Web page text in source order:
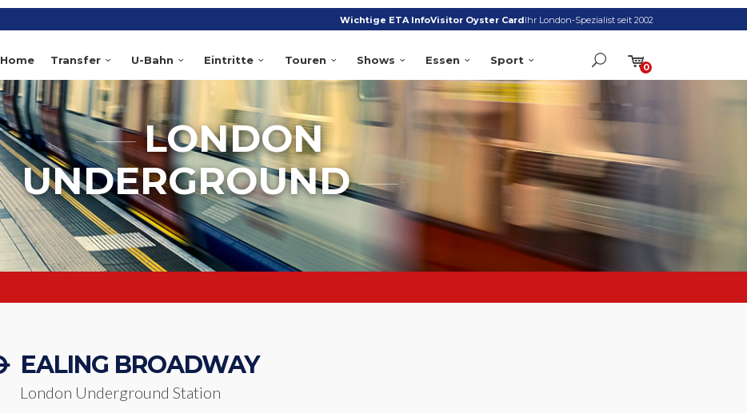
Wichtige ETA InfoVisitor Oyster CardIhr London-Spezialist seit 2002
Home Transfer U-Bahn Eintritte Touren Shows Essen Sport
0
LONDON
UNDERGROUND
EALING BROADWAY
London Underground Station